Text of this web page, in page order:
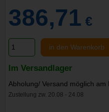
386,71 €
in den Warenkorb
Im Versandlager
Abholung/ Versand möglich am
Zustellung zw. 20.08 - 24.08